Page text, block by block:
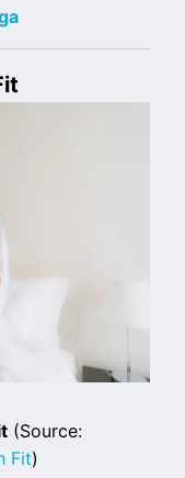
(Source:
Fit)